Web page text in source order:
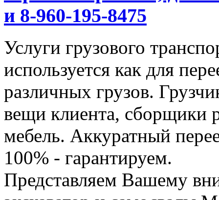
и 8-960-195-8475
Услуги грузового
используется как для
различных грузов.
вещи клиента, сборщики
мебель. Аккуратный
100% - гарантируем.
Представляем Вашему